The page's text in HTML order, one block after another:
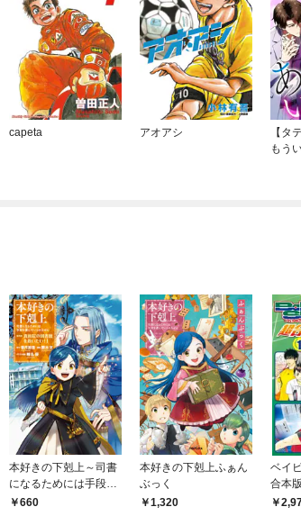
capeta アオアシ
【タ
もう
本好きの下剋上～司書
になるためには手段を
選んでいられません～
660
本好きの下剋上ふぁん
ぶっく
1,320
ベイ
合本